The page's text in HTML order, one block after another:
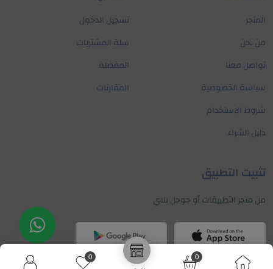
0
0 تواصل معنا
المتجر
من نحن
تواصل معنا
سياسة الخصوصية
شروط الاستخدام
دليل الشراء
تسجيل الدخول
سلة المشتريات
المفضلة
المقارنات
تثبيت التطبيق
من متجر التطبيقات أو جوجل بلاي